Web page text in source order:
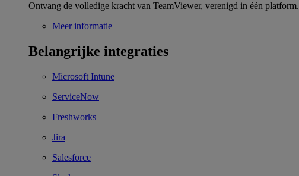
Ontvang de volledige kracht van TeamViewer, verenigd in één platform.
Meer informatie
Belangrijke integraties
Microsoft Intune
ServiceNow
Freshworks
Jira
Salesforce